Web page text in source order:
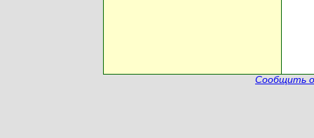
Сообщить о